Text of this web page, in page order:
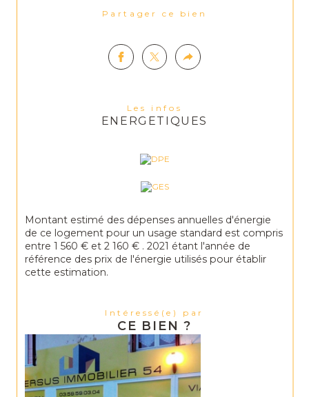
Partager ce bien
Les infos
ENERGETIQUES
Montant estimé des dépenses annuelles d'énergie
de ce logement pour un usage standard est compris
entre 1 560 € et 2 160 € . 2021 étant l'année de
référence des prix de l'énergie utilisés pour établir
cette estimation.
Intéressé(e) par
CE BIEN ?